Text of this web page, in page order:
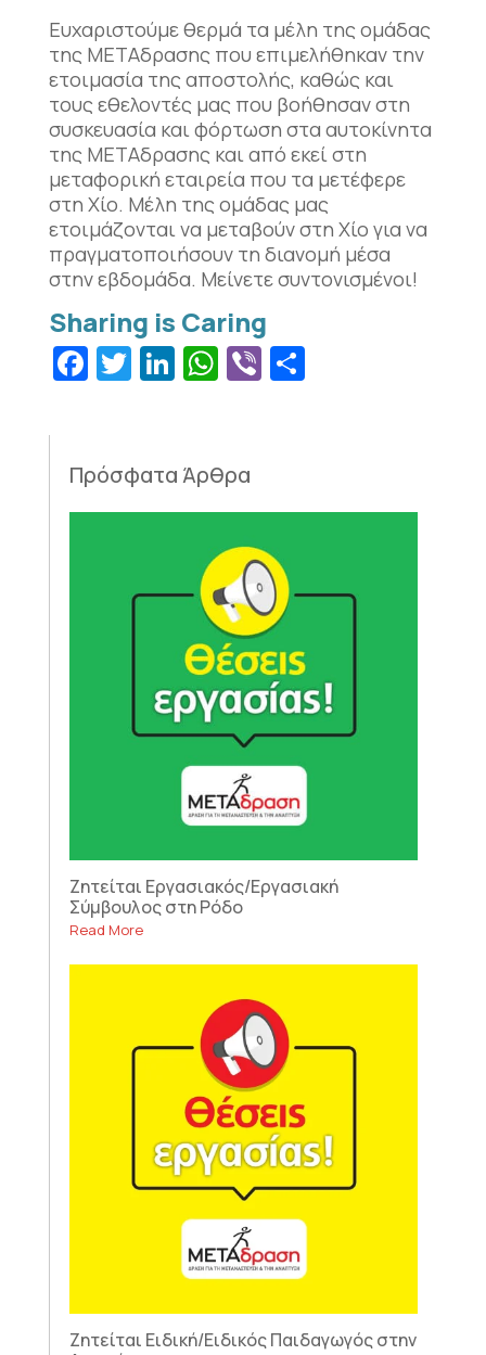
Ευχαριστούμε θερμά τα μέλη της ομάδας
της ΜΕΤΑδρασης που επιμελήθηκαν την
ετοιμασία της αποστολής, καθώς και
τους εθελοντές μας που βοήθησαν στη
συσκευασία και φόρτωση στα αυτοκίνητα
της ΜΕΤΑδρασης και από εκεί στη
μεταφορική εταιρεία που τα μετέφερε
στη Χίο. Μέλη της ομάδας μας
ετοιμάζονται να μεταβούν στη Χίο για να
πραγματοποιήσουν τη διανομή μέσα
στην εβδομάδα. Μείνετε συντονισμένοι!
Facebook
Twitter
LinkedIn
WhatsApp
Viber
Πρόσφατα Άρθρα
Ζητείται Εργασιακός/Εργασιακή
Σύμβουλος στη Ρόδο
Read More
Ζητείται Ειδική/Ειδικός Παιδαγωγός στην